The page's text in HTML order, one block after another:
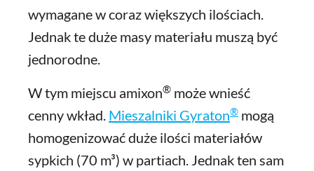
wymagane w coraz większych ilościach.
Jednak te duże masy materiału muszą być
jednorodne.
W tym miejscu amixon® może wnieść
cenny wkład. Mieszalniki Gyraton® mogą
homogenizować duże ilości materiałów
sypkich (70 m³) w partiach. Jednak ten sam